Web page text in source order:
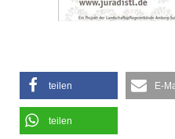
teilen E-
teilen